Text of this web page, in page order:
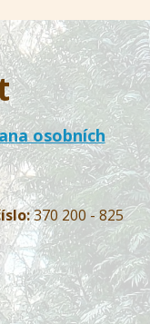
osobních
370 200 - 825